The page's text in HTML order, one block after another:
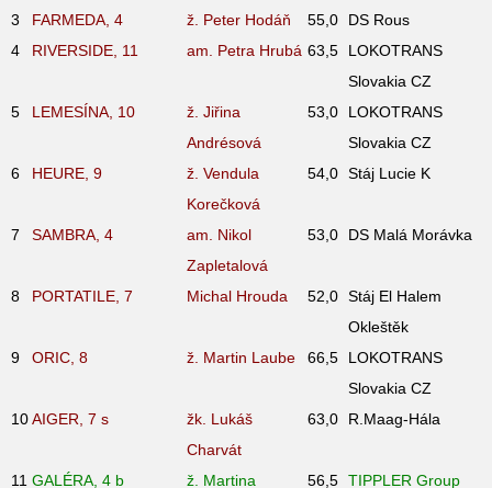
3 FARMEDA, 4 ž. Peter Hodáň 55,0
DS Rous
4
RIVERSIDE, 11 am. Petra Hrubá 63,5
LOKOTRANS
Slovakia CZ
5
LEMESÍNA, 10
ž. Jiřina
Andrésová
53,0
LOKOTRANS
Slovakia CZ
6
HEURE, 9
ž. Vendula
Korečková
54,0 Stáj Lucie K
7 SAMBRA, 4
am. Nikol
Zapletalová
53,0 DS Malá Morávka
8 PORTATILE, 7 Michal Hrouda 52,0 Stáj El Halem
Okleštěk
9
ORIC, 8 ž. Martin Laube 66,5
LOKOTRANS
Slovakia CZ
10AIGER, 7 s
žk. Lukáš
Charvát
63,0 R.Maag-Hála
11 GALÉRA, 4 b ž. Martina 56,5 TIPPLER Group